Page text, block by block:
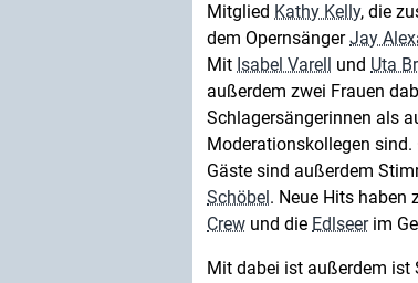
Mitglied Kathy Kelly, die
dem OpernsängerJay
Mit Isabel Varell und Uta
außerdem zwei Frauen
Schlagersängerinnen als
Moderationskollegen sind.
Gäste sind außerdem
Schöbel. Neue Hits haben
Crew und die Edlseerim
Mit dabei ist außerdem ist